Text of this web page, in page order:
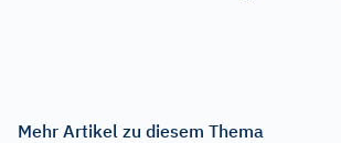
Mehr Artikel zu diesem Thema